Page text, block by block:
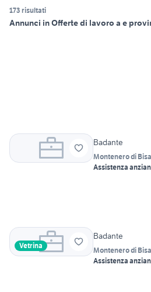
173 risultati
Annunci in Offerte di lavoro a e
Badante
Montenero di
Assistenza
Vetrina
Badante
Montenero di
Assistenza